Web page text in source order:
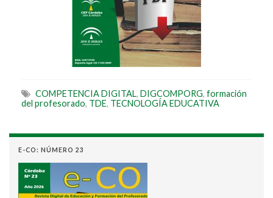
COMPETENCIA DIGITAL, DIGCOMPORG, formación
del profesorado, TDE, TECNOLOGÍA EDUCATIVA
E-CO: NÚMERO 23